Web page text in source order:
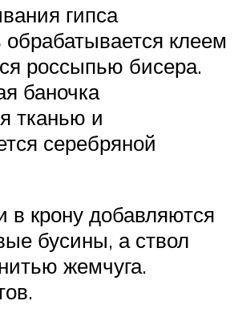
гипса
обрабатывается клеем
россыпью бисера.
баночка
тканью и
серебряной
в крону добавляются
бусины, а ствол
жемчуга.